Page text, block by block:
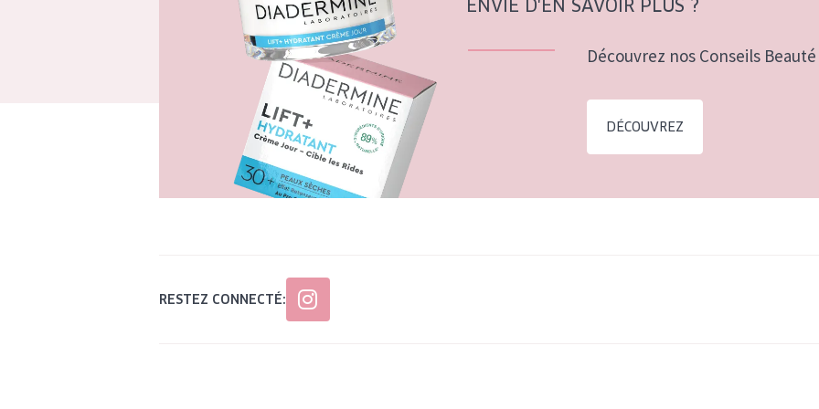
ENVIE D'EN SAVOIR PLUS ?
Découvrez nos Conseils
DÉCOUVREZ
RESTEZ CONNECTÉ: